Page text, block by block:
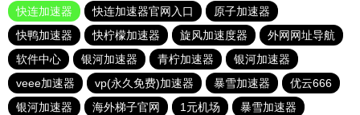
快连加速器
快连加速器官网入口
原子加速器
快鸭加速器
快柠檬加速器 旋风加速度器
外网网址导航
软件中心
银河加速器 青柠加速器
银河加速器
veee加速器
vp(永久免费)加速器 暴雪加速器
优云666
银河加速器
海外梯子官网 1元机场 暴雪加速器